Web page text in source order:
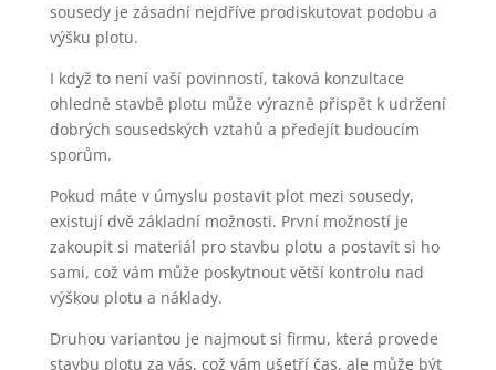
sousedy je zásadní nejdříve prodiskutovat podobu a
výšku plotu.
I když to není vaší povinností, taková konzultace
ohledně stavbě plotu může výrazně přispět k udržení
dobrých sousedských vztahů a předejít budoucím
sporům.
Pokud máte v úmyslu postavit plot mezi sousedy,
existují dvě základní možnosti. První možností je
zakoupit si materiál pro stavbu plotu a postavit si ho
sami, což vám může poskytnout větší kontrolu nad
výškou plotu a náklady.
Druhou variantou je najmout si firmu, která provede
stavbu plotu za vás, což vám ušetří čas, ale může být